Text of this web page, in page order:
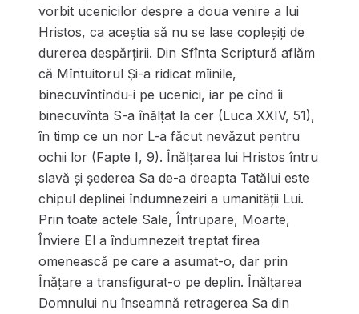
vorbit ucenicilor despre a doua venire a lui
Hristos, ca aceștia să nu se lase copleșiți de
durerea despărțirii. Din Sfînta Scriptură aflăm
că Mîntuitorul Și-a ridicat mîinile,
binecuvîntîndu-i pe ucenici, iar pe cînd îi
binecuvînta S-a înălțat la cer (Luca XXIV, 51),
în timp ce un nor L-a făcut nevăzut pentru
ochii lor (Fapte I, 9). Înălțarea lui Hristos întru
slavă și șederea Sa de-a dreapta Tatălui este
chipul deplinei îndumnezeiri a umanității Lui.
Prin toate actele Sale, Întrupare, Moarte,
Înviere El a îndumnezeit treptat firea
omenească pe care a asumat-o, dar prin
Înățare a transfigurat-o pe deplin. Înălțarea
Domnului nu înseamnă retragerea Sa din